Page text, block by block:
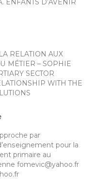
ENFANTS D’AVENIR
RELATION AUX
MÉTIER – SOPHIE
SECTOR
WITH THE
par
pour la
primaire au
fomevic@yahoo.fr